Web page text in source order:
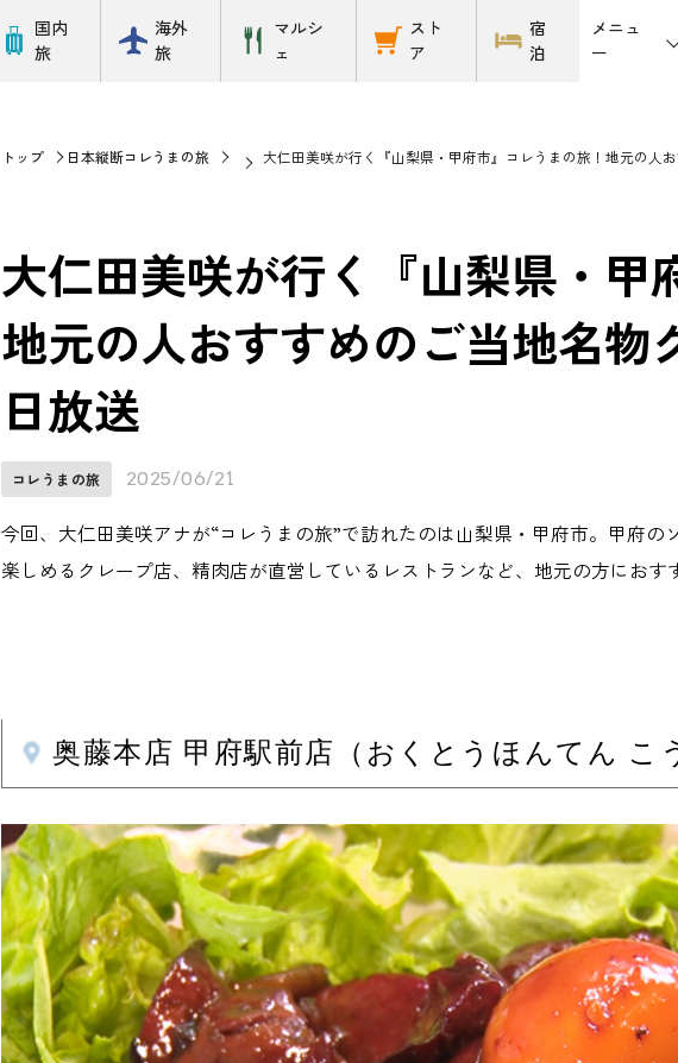
国内
旅
海外
旅
マルシ
ェ
スト
ア
宿
泊
メニュ
ー
トップ 日本縦断コレうまの旅 大仁田美咲が行く『山梨県・甲府市』コレうまの旅！地元の人
大仁田美咲が行く『山梨県・甲
地元の人おすすめのご当地名物
日放送
コレうまの旅 2025/06/21
今回、大仁田美咲アナが“コレうまの旅”で訪れたのは山梨県・甲府市。甲府
楽しめるクレープ店、精肉店が直営しているレストランなど、地元の方にお
奥藤本店 甲府駅前店（おくとうほんてん こ